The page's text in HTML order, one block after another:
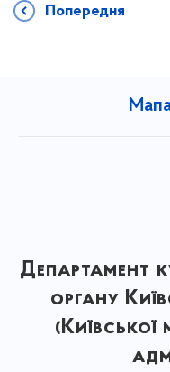
Попередня
Департамент
органу
(Київської